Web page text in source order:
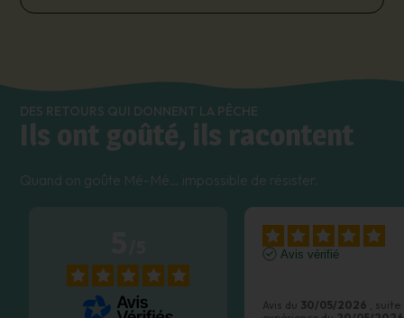
DES RETOURS QUI DONNENT LA PÊCHE
Ils ont goûté, ils racontent
Quand on goûte Mé-Mé… impossible de résister.
Avis vérifié
Avis du 30/05/2026
,